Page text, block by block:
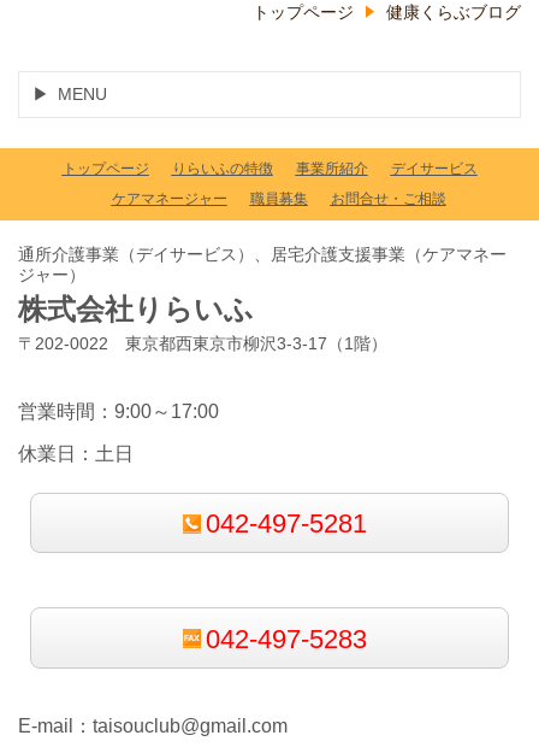
トップページ 健康くらぶブログ
MENU
トップページ りらいふの特徴 事業所紹介
デイサービス
ケアマネージャー
職員募集 お問合せ・ご相談
通所介護事業（デイサービス）、居宅介護支援事業（ケアマネー
ジャー）
株式会社りらいふ
〒202-0022 東京都西東京市柳沢3-3-17（1階）
営業時間：9:00～17:00
休業日：土日
042-497-5281
042-497-5283
E-mail： taisouclub@gmail.com